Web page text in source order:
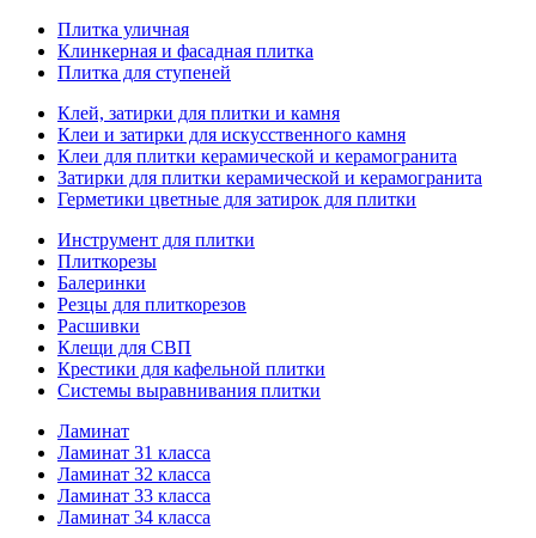
Плитка уличная
Клинкерная и фасадная плитка
Плитка для ступеней
Клей, затирки для плитки и камня
Клеи и затирки для искусственного камня
Клеи для плитки керамической и керамогранита
Затирки для плитки керамической и керамогранита
Герметики цветные для затирок для плитки
Инструмент для плитки
Плиткорезы
Балеринки
Резцы для плиткорезов
Расшивки
Клещи для СВП
Крестики для кафельной плитки
Системы выравнивания плитки
Ламинат
Ламинат 31 класса
Ламинат 32 класса
Ламинат 33 класса
Ламинат 34 класса